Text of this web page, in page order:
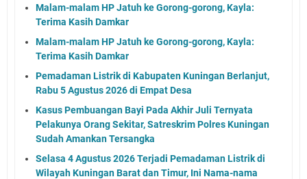
Malam-malam HP Jatuh ke Gorong-gorong, Kayla:
Terima Kasih Damkar
Malam-malam HP Jatuh ke Gorong-gorong, Kayla:
Terima Kasih Damkar
Pemadaman Listrik di Kabupaten Kuningan Berlanjut,
Rabu 5 Agustus 2026 di Empat Desa
Kasus Pembuangan Bayi Pada Akhir Juli Ternyata
Pelakunya Orang Sekitar, Satreskrim Polres Kuningan
Sudah Amankan Tersangka
Selasa 4 Agustus 2026 Terjadi Pemadaman Listrik di
Wilayah Kuningan Barat dan Timur, Ini Nama-nama